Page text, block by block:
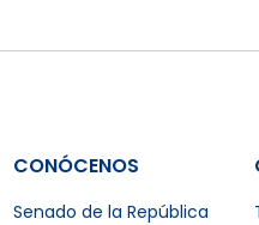
CONÓCENOS
Senado de la República